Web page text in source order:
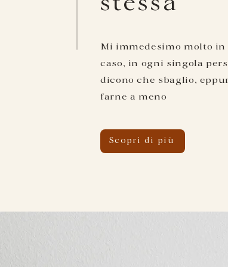
stessa"
Mi immedesimo molto in
caso, in ogni singola
dicono che sbaglio,
farne a meno
Scopri di più